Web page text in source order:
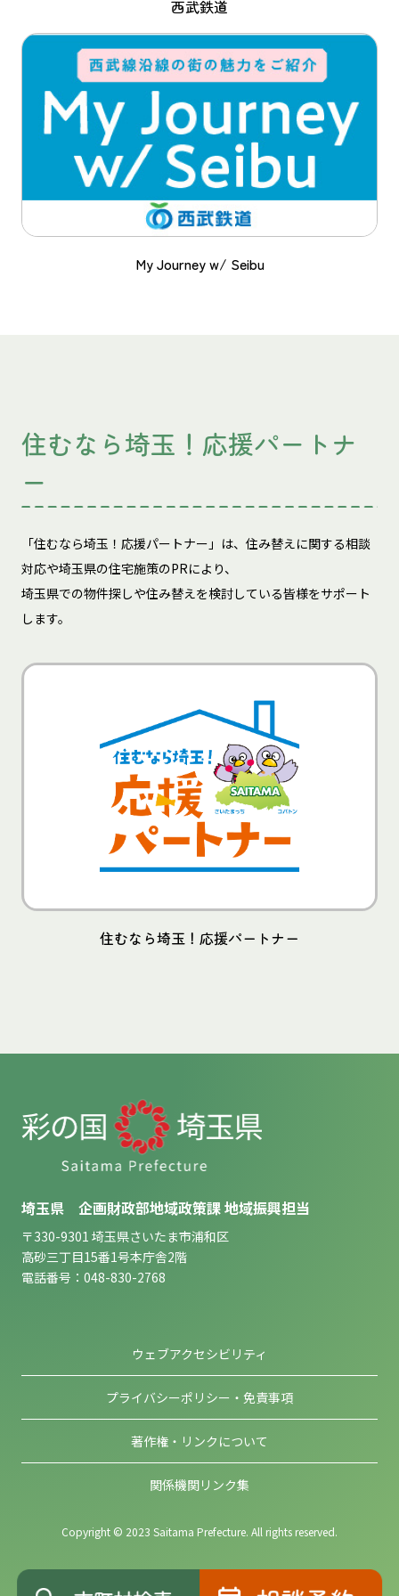
西武鉄道
My Journey w/ Seibu
住むなら埼玉！応援パートナ
ー
「住むなら埼玉！応援パートナー」は、住み替えに関する相談
対応や埼玉県の住宅施策のPRにより、
埼玉県での物件探しや住み替えを検討している皆様をサポート
します。
住むなら埼玉！応援パートナー
埼玉県 企画財政部地域政策課 地域振興担当
〒330-9301 埼玉県さいたま市浦和区
高砂三丁目15番1号本庁舎2階
電話番号：048-830-2768
ウェブアクセシビリティ
プライバシーポリシー・免責事項
著作権・リンクについて
関係機関リンク集
Copyright © 2023 Saitama Prefecture. All rights reserved.